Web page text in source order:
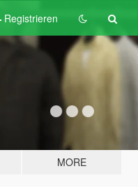
Registrieren
MORE